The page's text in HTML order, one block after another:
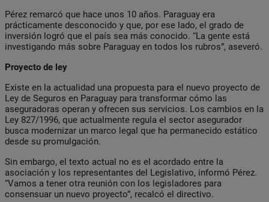
Pérez remarcó que hace unos 10 años. Paraguay era
prácticamente desconocido y que, por ese lado, el grado de
inversión logró que el país sea más conocido. “La gente está
investigando más sobre Paraguay en todos los rubros”, aseveró.
Proyecto de ley
Existe en la actualidad una propuesta para el nuevo proyecto de
Ley de Seguros en Paraguay para transformar cómo las
aseguradoras operan y ofrecen sus servicios. Los cambios en la
Ley 827/1996, que actualmente regula el sector asegurador
busca modernizar un marco legal que ha permanecido estático
desde su promulgación.
Sin embargo, el texto actual no es el acordado entre la
asociación y los representantes del Legislativo, informó Pérez.
“Vamos a tener otra reunión con los legisladores para
consensuar un nuevo proyecto”, recalcó el directivo.